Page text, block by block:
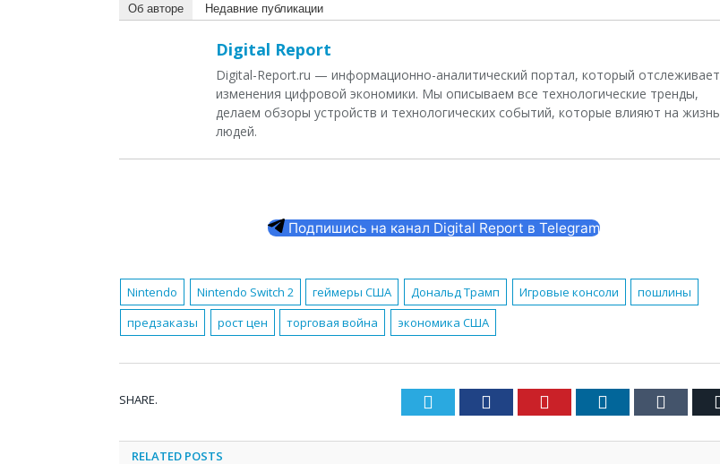
Об авторе Недавние публикации
Digital Report
Digital-Report.ru — информационно-аналитический портал, который отслеживает
изменения цифровой экономики. Мы описываем все технологические тренды,
делаем обзоры устройств и технологических событий, которые влияют на жизнь
людей.
Подпишись на канал Digital Report в Telegram
Nintendo Nintendo Switch 2 геймеры США Дональд Трамп Игровые консоли
пошлины
предзаказы
рост цен торговая война экономика США
SHARE. Twitter Facebook Pinterest LinkedIn Tumblr
RELATED POSTS